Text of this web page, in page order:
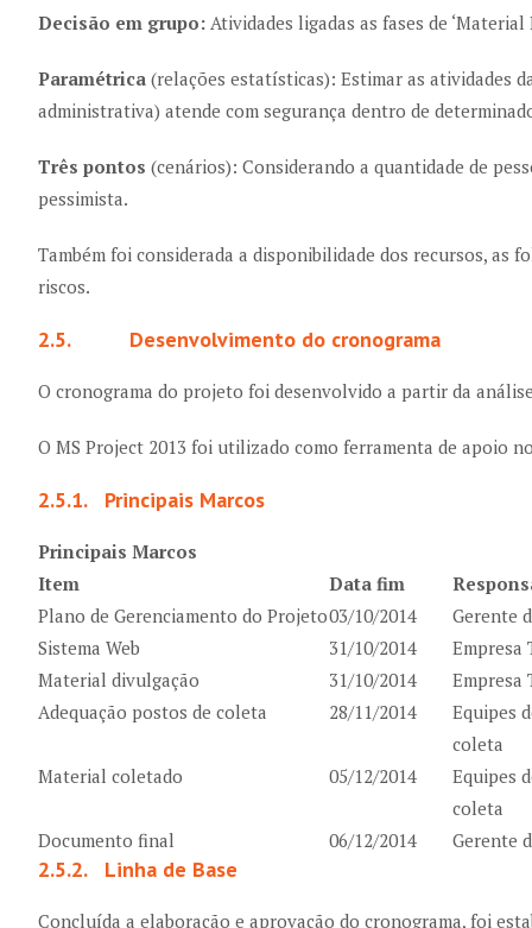
Decisão em grupo: Atividades ligadas as fases de ‘Material
Paramétrica (relações estatísticas): Estimar as atividades
administrativa) atende com segurança dentro de
Três pontos (cenários): Considerando a quantidade de
pessimista.
Também foi considerada a disponibilidade dos recursos, as
riscos.
2.5. Desenvolvimento do cronograma
O cronograma do projeto foi desenvolvido a partir da
O MS Project 2013 foi utilizado como ferramenta de apoio
2.5.1. Principais Marcos
Principais Marcos
Item
Data fim
Plano de Gerenciamento do Projeto03/10/2014
Gerente
Sistema Web
31/10/2014
Empresa
Material divulgação
31/10/2014
Empresa
Adequação postos de coleta
28/11/2014
Equipes
coleta
Material coletado
05/12/2014
Equipes
coleta
Documento final
06/12/2014 Gerente
2.5.2. Linha de Base
Concluída a elaboração e aprovação do cronograma, foi